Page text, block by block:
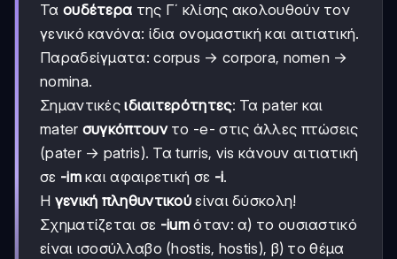
Τα ουδέτερα της Γ΄ κλίσης ακολουθούν τον
γενικό κανόνα: ίδια ονομαστική και αιτιατική.
Παραδείγματα: corpus → corpora, nomen →
nomina.
Σημαντικέςιδιαιτερότητες: Τα pater και
mater συγκόπτουντο -e- στις άλλες πτώσεις
(pater → patris). Τα turris, vis κάνουν αιτιατική
σε -imκαι αφαιρετική σε -i.
Η γενική πληθυντικού είναι δύσκολη!
Σχηματίζεται σε -ium όταν: α) το ουσιαστικό
είναι ισοσύλλαβο (hostis, hostis), β) το θέμα